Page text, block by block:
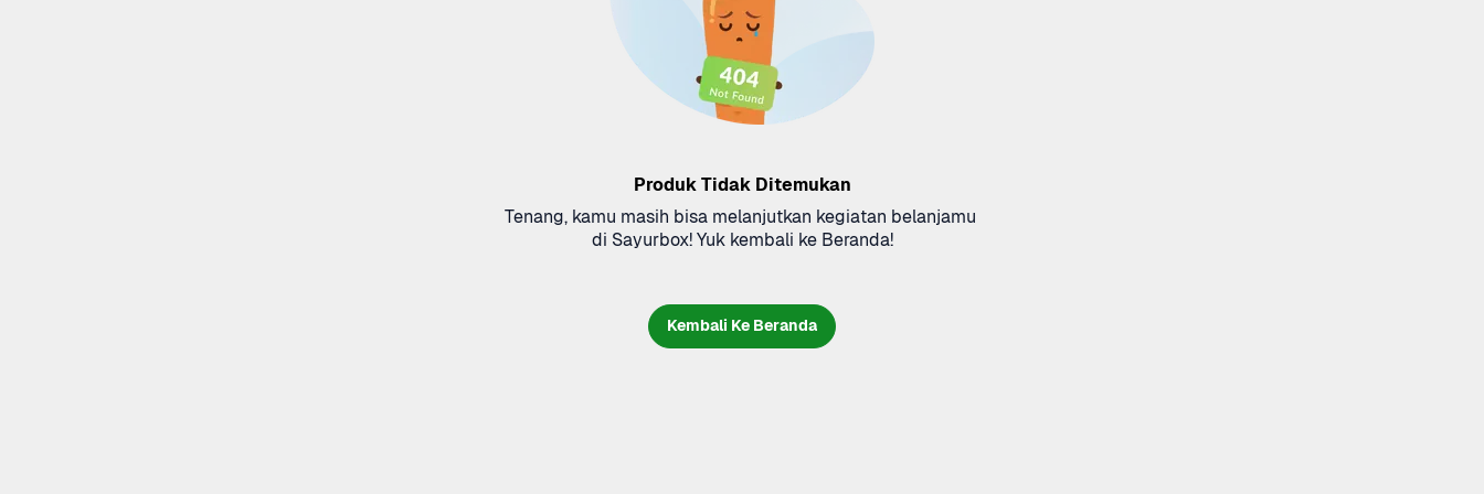
Produk Tidak Ditemukan
Tenang, kamu masih bisa melanjutkan kegiatan belanjamu
di Sayurbox! Yuk kembali ke Beranda!
Kembali Ke Beranda